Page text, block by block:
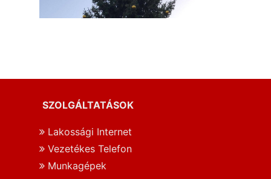
SZOLGÁLTATÁSOK
Lakossági Internet
Vezetékes Telefon
Munkagépek